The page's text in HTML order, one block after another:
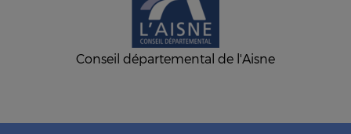
Conseil départemental de l'Aisne